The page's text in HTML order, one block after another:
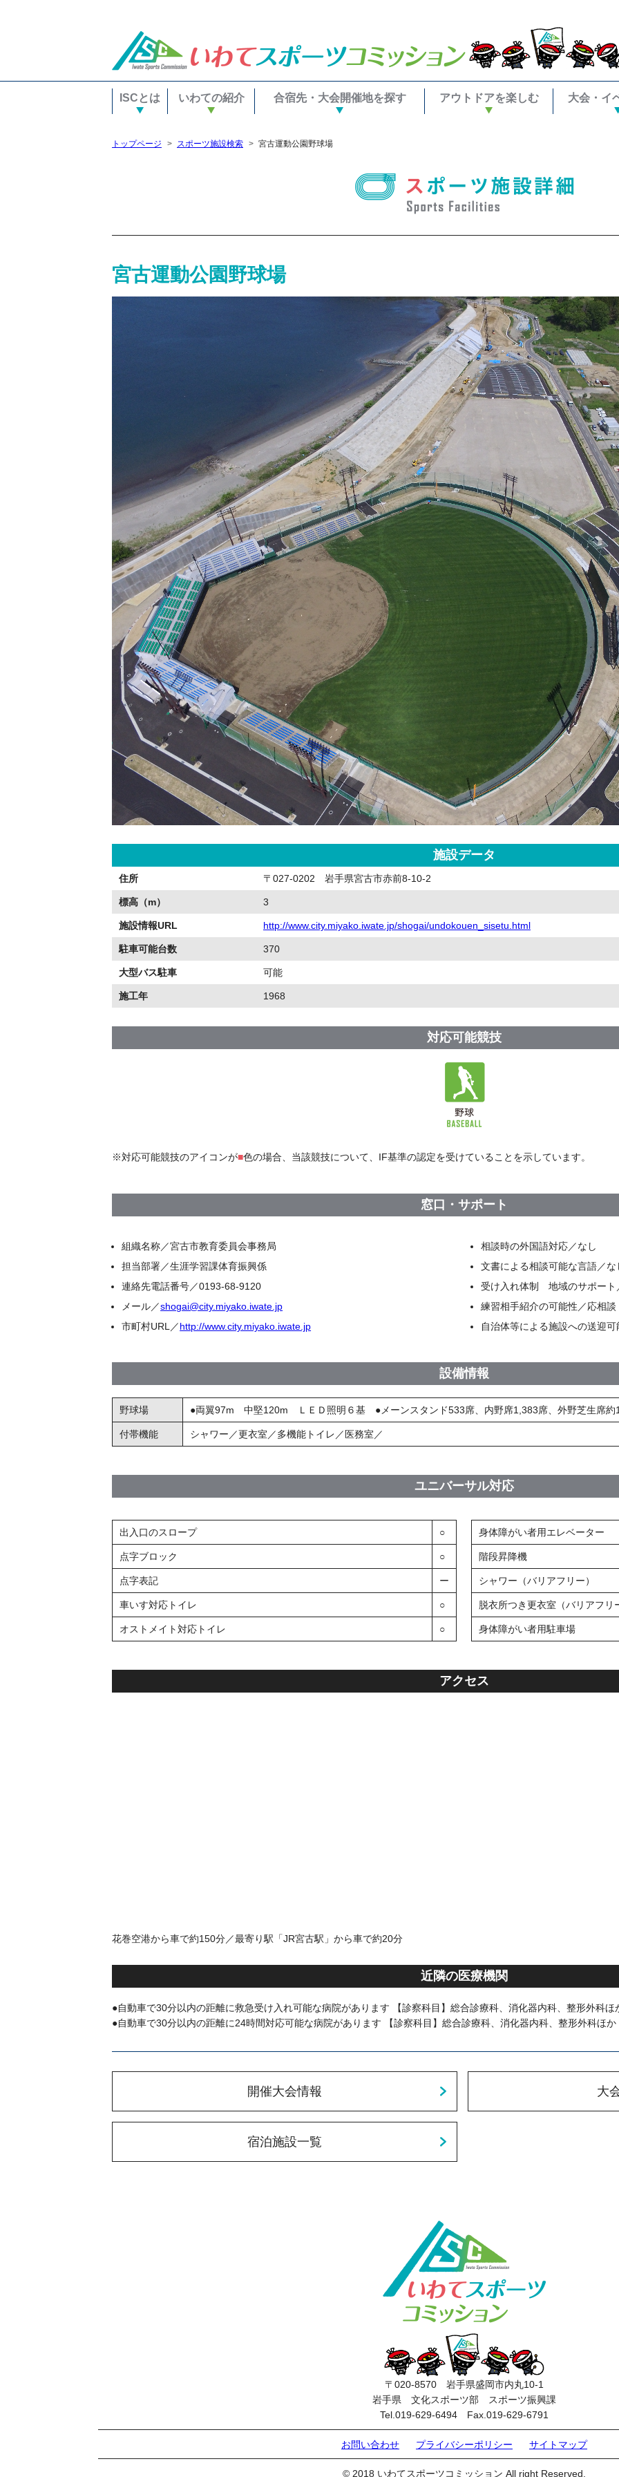
ISCとは いわての紹介 合宿先・大会開催地を探す アウトドアを楽しむ 大会・イ
トップページ スポーツ施設検索 宮古運動公園野球場
宮古運動公園野球場
施設データ
住所 〒027-0202 岩手県宮古市赤前8-10-2
標高（m） 3
施設情報URL http://www.city.miyako.iwate.jp/shogai/undokouen_sisetu.html
駐車可能台数 370
大型バス駐車 可能
施工年 1968
対応可能競技
※対応可能競技のアイコンが■色の場合、当該競技について、IF基準の認定を受けていることを示しています。
窓口・サポート
組織名称／宮古市教育委員会事務局
担当部署／生涯学習課体育振興係
連絡先電話番号／0193-68-9120
メール／shogai@city.miyako.iwate.jp
市町村URL／http://www.city.miyako.iwate.jp
相談時の外国語対応／なし
文書による相談可能な言語／な
受け入れ体制 地域のサポート
練習相手紹介の可能性／応相談
自治体等による施設への送迎
設備情報
野球場 ●両翼97m 中堅120m ＬＥＤ照明６基 ●メーンスタンド533席、内野席1,383席、外野芝生席約
付帯機能 シャワー／更衣室／多機能トイレ／医務室／
ユニバーサル対応
出入口のスロープ ○
点字ブロック ○
点字表記 ー
車いす対応トイレ ○
オストメイト対応トイレ ○
身体障がい者用エレベーター
階段昇降機
シャワー（バリアフリー）
脱衣所つき更衣室（バリアフリ
身体障がい者用駐車場
アクセス
花巻空港から車で約150分／最寄り駅「JR宮古駅」から車で約20分
近隣の医療機関
●自動車で30分以内の距離に救急受け入れ可能な病院があります 【診察科目】総合診療科、消化器内科、整形外科ほ
●自動車で30分以内の距離に24時間対応可能な病院があります 【診察科目】総合診療科、消化器内科、整形外科ほか
開催大会情報 大
宿泊施設一覧
〒020-8570 岩手県盛岡市内丸10-1
岩手県 文化スポーツ部 スポーツ振興課
Tel.019-629-6494 Fax.019-629-6791
お問い合わせ プライバシーポリシー サイトマップ
© 2018 いわてスポーツコミッション All right Reserved.